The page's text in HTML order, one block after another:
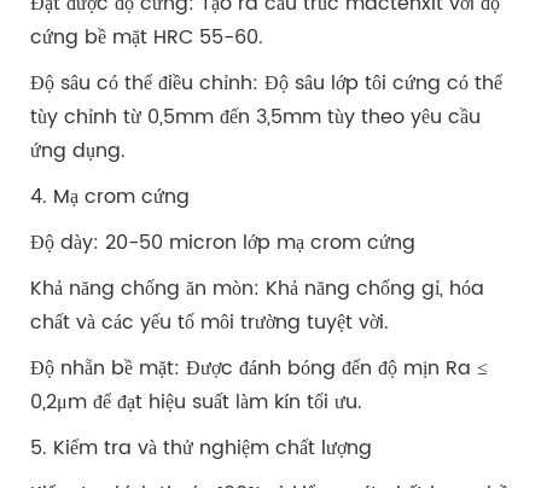
cứng bề mặt HRC 55-60.
Độ sâu có thể điều chỉnh: Độ sâu lớp tôi cứng có thể
tùy chỉnh từ 0,5mm đến 3,5mm tùy theo yêu cầu
ứng dụng.
4. Mạ crom cứng
Độ dày: 20-50 micron lớp mạ crom cứng
Khả năng chống ăn mòn: Khả năng chống gỉ, hóa
chất và các yếu tố môi trường tuyệt vời.
Độ nhẵn bề mặt: Được đánh bóng đến độ mịn Ra ≤
0,2μm để đạt hiệu suất làm kín tối ưu.
5. Kiểm tra và thử nghiệm chất lượng